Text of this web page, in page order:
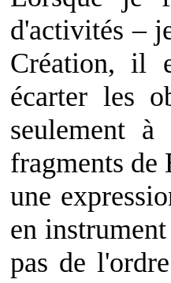
d'activités –
Création, il
écarter les
seulement
fragments de
une
en
pas de